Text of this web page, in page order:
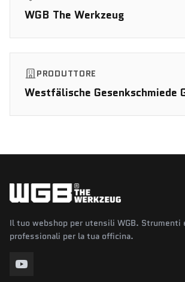
WGB The Werkzeug
PRODUTTORE
Westfälische Gesenkschmiede
Il tuo webshop per utensili WGB. Strumenti
professionali per la tua officina.